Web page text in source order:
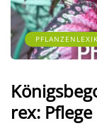
rex: Pflege